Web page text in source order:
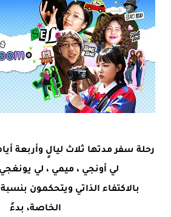
رحلة سفر مدتها ثلاث ليالٍ وأربعة
لي أونجي ، ميمي ، لي
الخاصة، بدءً